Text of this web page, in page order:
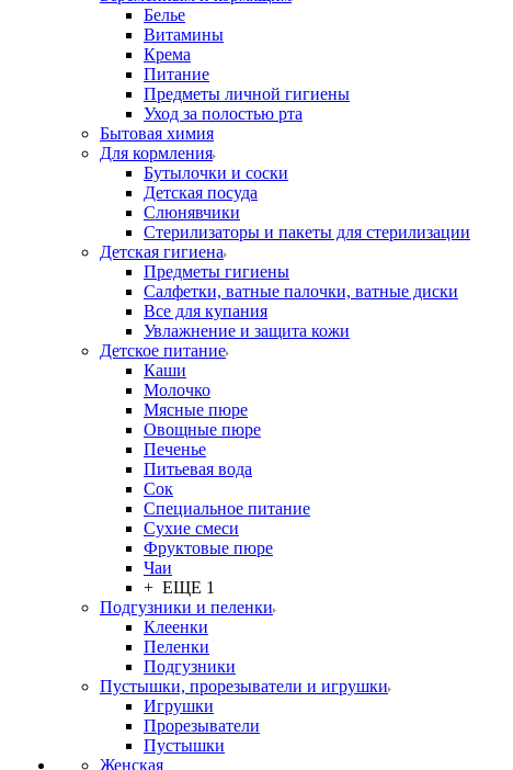
Белье
Витамины
Крема
Питание
Предметы личной гигиены
Уход за полостью рта
Бытовая химия
Для кормления
Бутылочки и соски
Детская посуда
Слюнявчики
Стерилизаторы и пакеты для стерилизации
Детская гигиена
Предметы гигиены
Салфетки, ватные палочки, ватные диски
Все для купания
Увлажнение и защита кожи
Детское питание
Каши
Молочко
Мясные пюре
Овощные пюре
Печенье
Питьевая вода
Сок
Специальное питание
Сухие смеси
Фруктовые пюре
Чаи
+ ЕЩЕ 1
Подгузники и пеленки
Клеенки
Пеленки
Подгузники
Пустышки, прорезыватели и игрушки
Игрушки
Прорезыватели
Пустышки
Женская